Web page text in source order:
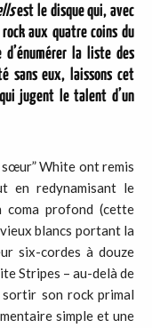
est le disque qui, avec
aux quatre coins du
la liste des
sans eux, laissons cet
jugent le talent d’un
White ont remis
en redynamisant le
coma profond (cette
blancs portant la
six-cordes à douze
Stripes – au-delà de
son rock primal
simple et une